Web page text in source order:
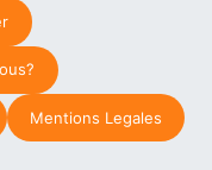
Mentions Legales